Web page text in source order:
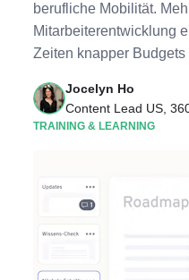
berufliche Mobilität.
Mitarbeiterentwicklung
Zeiten knapper
Jocelyn Ho
Content Lead US,
TRAINING & LEARNING